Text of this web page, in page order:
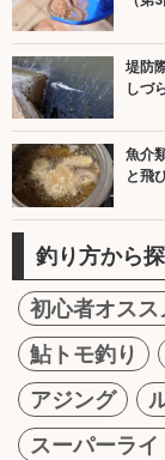
堤防
しづ
魚介
と飛
釣り方から
初心者オスス
鮎トモ釣り
アジング
スーパーラ